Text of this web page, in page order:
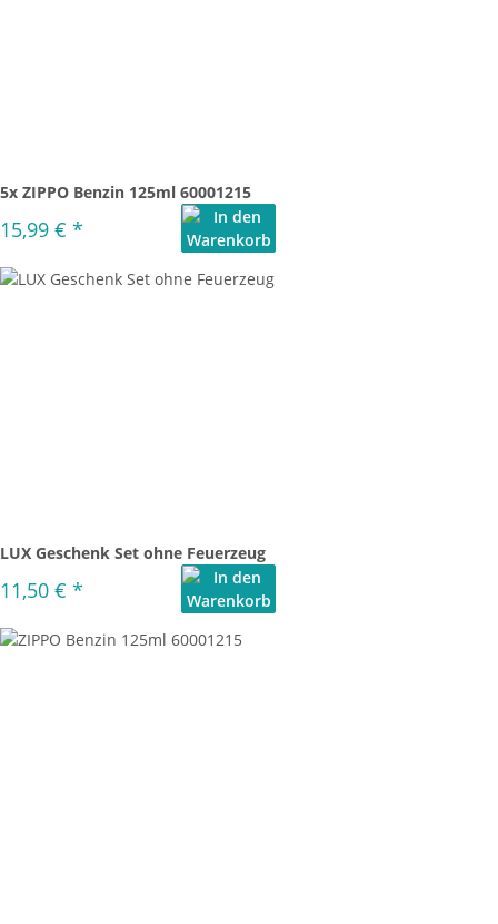
5x ZIPPO Benzin 125ml 60001215
15,99 € *
LUX Geschenk Set ohne Feuerzeug
11,50 € *